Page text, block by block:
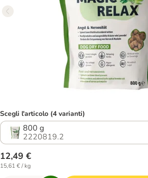
Scegli l'articolo (4 varianti)
800 g
2220819.2
12,49 €
15,61 € / kg